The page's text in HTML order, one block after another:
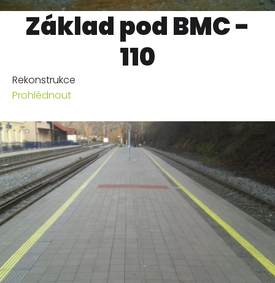
Základ pod BMC -
110
Rekonstrukce
Prohlédnout